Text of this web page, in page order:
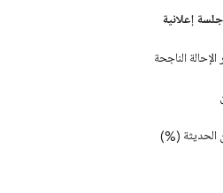
إعلانية
الناجحة
الحديثة (%)